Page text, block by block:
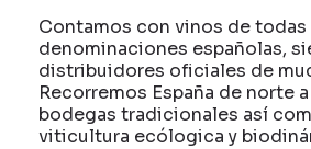
Contamos con vinos de todas
denominaciones españolas,
distribuidores oficiales de
Recorremos España de norte
bodegas tradicionales así
viticultura ecólogica y